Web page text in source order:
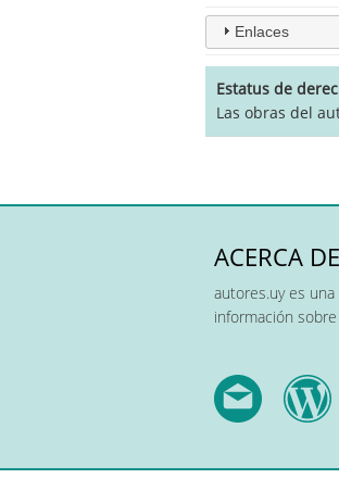
Enlaces
Estatus de
Las obras del
ACERCA DE
autores.uy es
información